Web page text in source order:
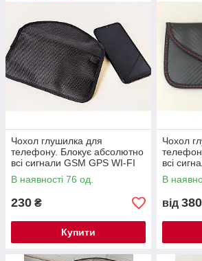
Чохол глушилка для
телефону. Блокує абсолютно
всі сигнали GSM GPS WI-FI
Bluetooth 190мм х 110мм
В наявності 76 од.
230 ₴
Купити
Чохол
всі
В
від 380